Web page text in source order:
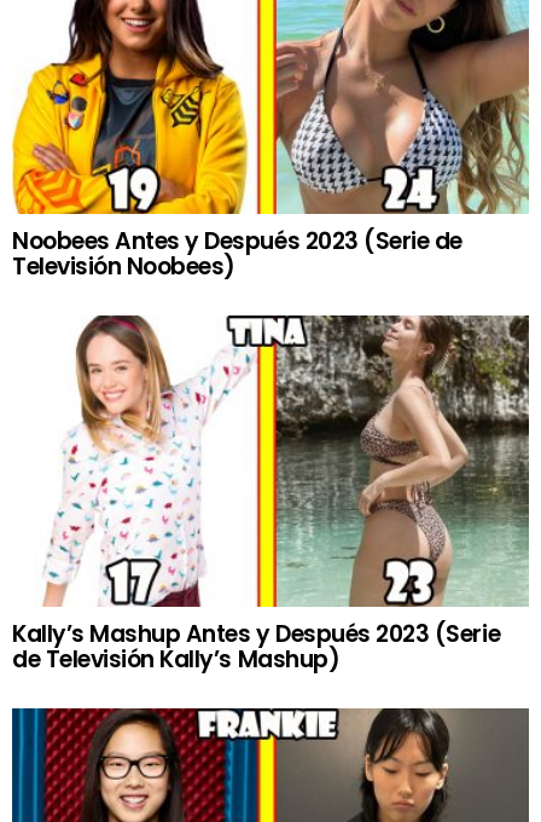
Noobees Antes y Después 2023 (Serie de
Televisión Noobees)
Kally’s Mashup Antes y Después 2023 (Serie
de Televisión Kally’s Mashup)